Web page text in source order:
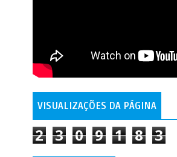
VISUALIZAÇÕES DA PÁGINA
2 3 0 9 1 8 3